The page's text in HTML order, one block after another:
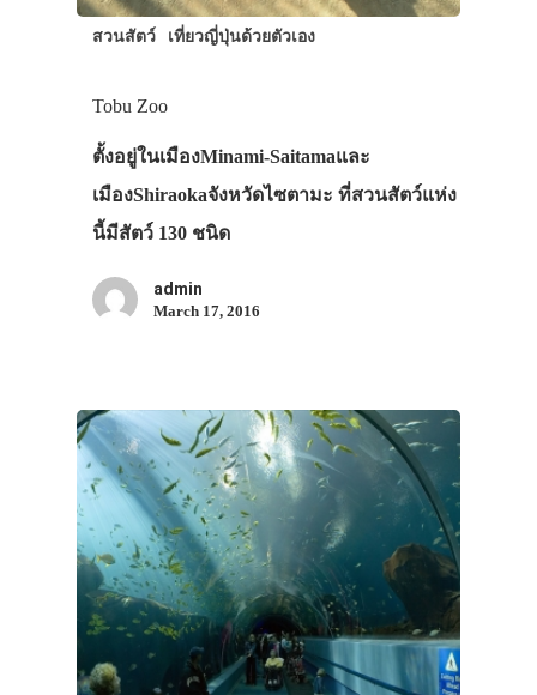
สวนสัตว์ เที่ยวญี่ปุ่นด้วยตัวเอง
Tobu Zoo
ตั้งอยู่ในเมืองMinami-Saitamaและ
เมืองShiraokaจังหวัดไซตามะ ที่สวนสัตว์แห่ง
นี้มีสัตว์ 130 ชนิด
admin
March 17, 2016